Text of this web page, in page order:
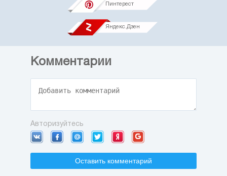
Пинтерест
Яндекс.Дзен
Комментарии
Авторизуйтесь
Оставить комментарий